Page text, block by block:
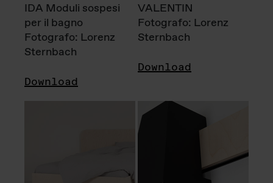
IDA Moduli sospesi
per il bagno
Fotografo: Lorenz
Sternbach
Download
VALENTIN
Fotografo: Lorenz
Sternbach
Download